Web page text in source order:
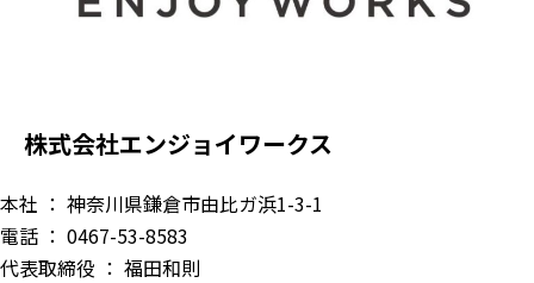
株式会社エンジョイワークス
本社 ： 神奈川県鎌倉市由比ガ浜1-3-1
電話 ： 0467-53-8583
代表取締役 ： 福田和則